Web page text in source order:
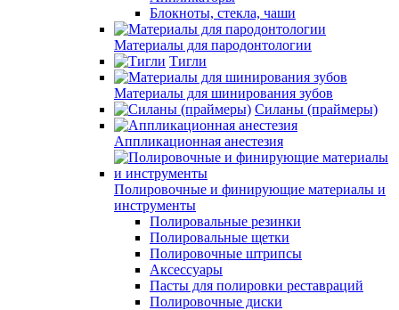
Блокноты, стекла, чаши
Материалы для пародонтологии
Тигли
Материалы для шинирования зубов
Силаны (праймеры)
Аппликационная анестезия
Полировочные и финирующие материалы и
инструменты
Полировальные резинки
Полировальные щетки
Полировочные штрипсы
Аксессуары
Пасты для полировки реставраций
Полировочные диски